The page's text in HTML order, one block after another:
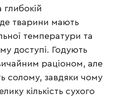
глибокій
де тварини мають
температури та
доступі. Годують
раціоном, але
солому, завдяки чому
кількість сухого